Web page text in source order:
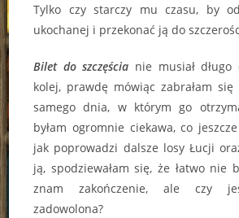
Tylko czy starczy mu czasu, by
ukochanej i przekonać ją do
Bilet do szczęścia nie musiał
kolej, prawdę mówiąc zabrałam
samego dnia, w którym go
byłam ogromnie ciekawa, co
jak poprowadzi dalsze losy Łucji
ją, spodziewałam się, że łatwo nie
znam zakończenie, ale czy
zadowolona?